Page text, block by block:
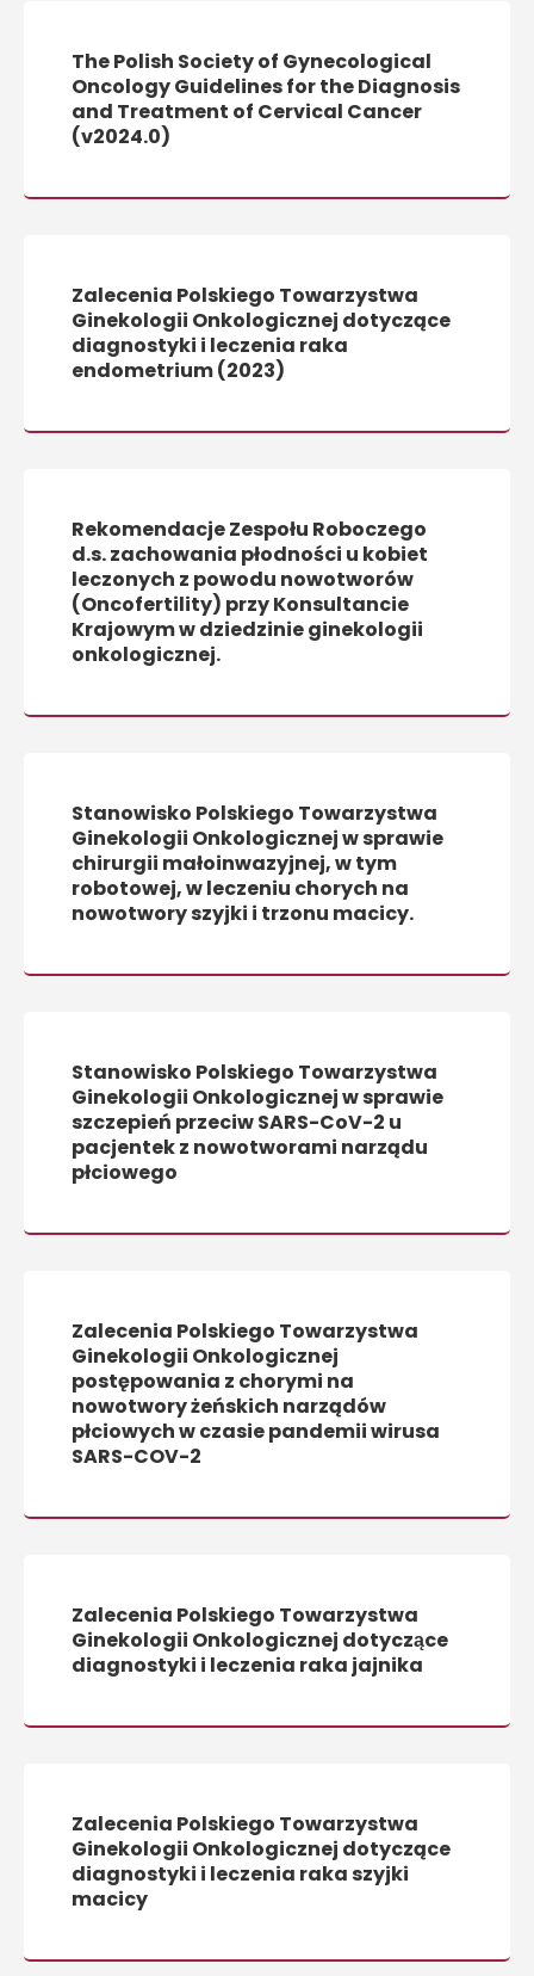
The Polish Society of Gynecological
Oncology Guidelines for the Diagnosis
and Treatment of Cervical Cancer
(v2024.0)
Zalecenia Polskiego Towarzystwa
Ginekologii Onkologicznej dotyczące
diagnostyki i leczenia raka
endometrium (2023)
Rekomendacje Zespołu Roboczego
d.s. zachowania płodności u kobiet
leczonych z powodu nowotworów
(Oncofertility) przy Konsultancie
Krajowym w dziedzinie ginekologii
onkologicznej.
Stanowisko Polskiego Towarzystwa
Ginekologii Onkologicznej w sprawie
chirurgii małoinwazyjnej, w tym
robotowej, w leczeniu chorych na
nowotwory szyjki i trzonu macicy.
Stanowisko Polskiego Towarzystwa
Ginekologii Onkologicznej w sprawie
szczepień przeciw SARS-CoV-2 u
pacjentek z nowotworami narządu
płciowego
Zalecenia Polskiego Towarzystwa
Ginekologii Onkologicznej
postępowania z chorymi na
nowotwory żeńskich narządów
płciowych w czasie pandemii wirusa
SARS-COV-2
Zalecenia Polskiego Towarzystwa
Ginekologii Onkologicznej dotyczące
diagnostyki i leczenia raka jajnika
Zalecenia Polskiego Towarzystwa
Ginekologii Onkologicznej dotyczące
diagnostyki i leczenia raka szyjki
macicy